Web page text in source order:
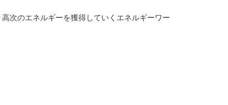
次のエネルギーを獲得していくエネルギーワー